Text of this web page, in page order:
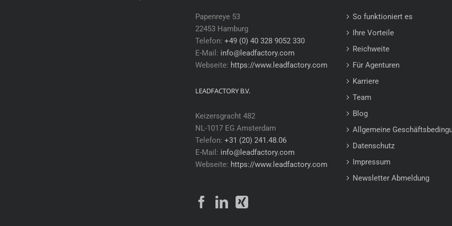
Papenreye 53
22453 Hamburg
Telefon: +49 (0) 40 328 9052 330
E-Mail: info@leadfactory.com
Webseite: https://www.leadfactory.com
LEADFACTORY B.V.
Keizersgracht 482
NL-1017 EG Amsterdam
Telefon: +31 (20) 241.48.06
E-Mail: info@leadfactory.com
Webseite: https://www.leadfactory.com
So funktioniert es
Ihre Vorteile
Reichweite
Für Agenturen
Karriere
Team
Blog
Allgemeine
Datenschutz
Impressum
Newsletter Abmeldung